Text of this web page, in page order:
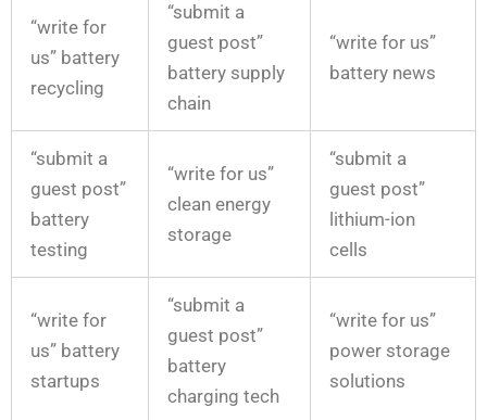
“write for
us” battery
recycling
“submit a
guest post”
battery supply
chain
“write for us”
battery news
“submit a
guest post”
battery
testing
“write for us”
clean energy
storage
“submit a
guest post”
lithium-ion
cells
“write for
us” battery
startups
“submit a
guest post”
battery
charging tech
“write for us”
power storage
solutions